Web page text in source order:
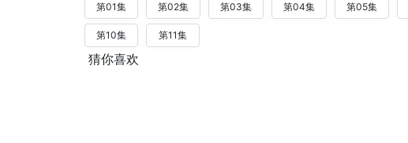
第01集 第02集 第03集 第04集 第05集
第10集 第11集
猜你喜欢